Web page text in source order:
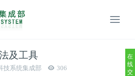
及工具
技系统集成部 306
在
线
交